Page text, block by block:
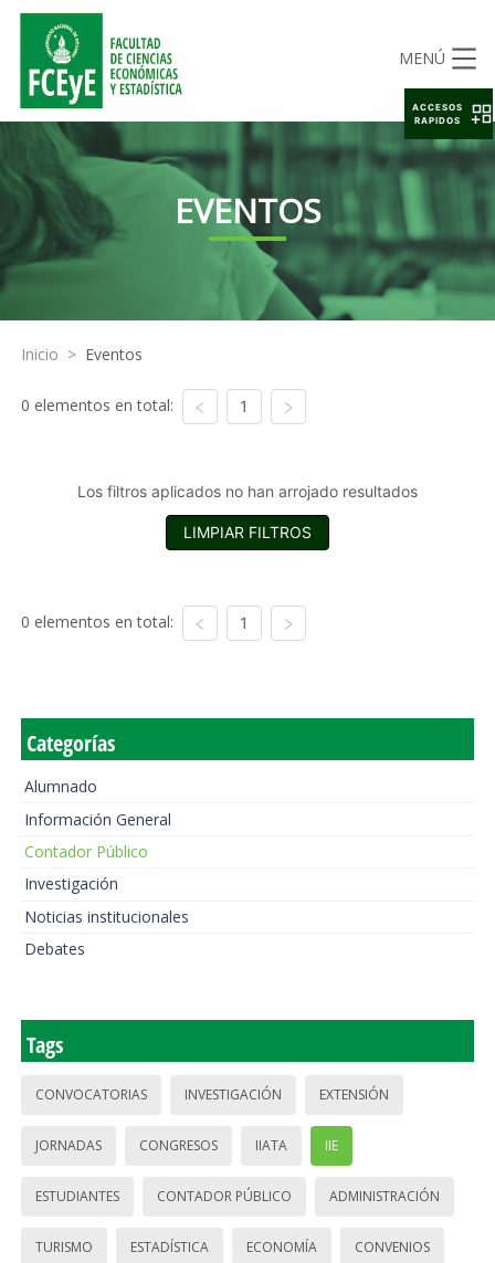
MENÚ
EVENTOS
Inicio > Eventos
0 elementos en total: 1
Los filtros aplicados no han arrojado resultados
LIMPIAR FILTROS
0 elementos en total: 1
Categorías
Alumnado
Información General
Contador Público
Investigación
Noticias institucionales
Debates
Tags
CONVOCATORIAS INVESTIGACIÓN EXTENSIÓN
JORNADAS CONGRESOS IIATA IIE
ESTUDIANTES CONTADOR PÚBLICO ADMINISTRACIÓN
TURISMO ESTADÍSTICA ECONOMÍA CONVENIOS
ACCESOS
RAPIDOS